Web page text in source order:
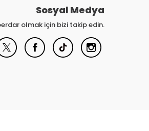
Sosyal Medya
olmak için bizi takip edin.